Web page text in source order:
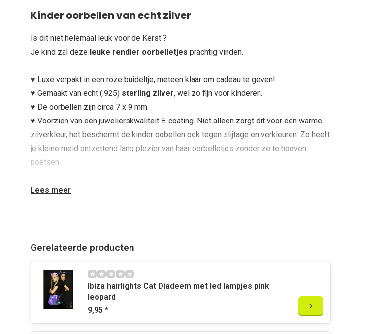
Kinder oorbellen van echt zilver
Is dit niet helemaal leuk voor de Kerst ?
Je kind zal deze leuke rendier oorbelletjes prachtig vinden.
♥ Luxe verpakt in een roze buideltje, meteen klaar om cadeau te geven!
♥ Gemaakt van echt (.925) sterling zilver, wel zo fijn voor kinderen.
♥ De oorbellen zijn circa 7 x 9 mm.
♥ Voorzien van een juwelierskwaliteit E-coating. Niet alleen zorgt dit voor een warme
zilverkleur, het beschermt de kinder oobellen ook tegen slijtage en verkleuren. Zo heeft
je kleine meid ontzettend lang plezier van haar oorbelletjes zonder ze te hoeven
poetsen.
Echt 925 zilverenrendier oorbellen
dochter of kleindochter !
Lees meer
Gerelateerde producten
Ibiza hairlights Cat Diadeem met led lampjes pink
leopard
9,95 *